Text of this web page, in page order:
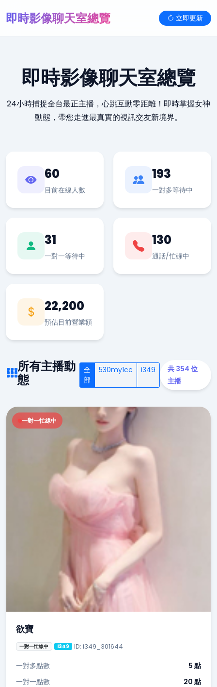
即時影像聊天室總覽 立即更新
即時影像聊天室總覽
24小時捕捉全台最正主播，心跳互動零距離！即時掌握女神
動態，帶您走進最真實的視訊交友新境界。
60
目前在線人數
193
一對多等待中
31
一對一等待中
130
通話/忙碌中
22,200
預估目前營業額
所有主播動
態
全
部
530my1cc i349
共 354 位
主播
一對一忙線中
欲寶
一對一忙線中 i349 ID: i349_301644
一對多點數
5 點
一對一點數
20 點